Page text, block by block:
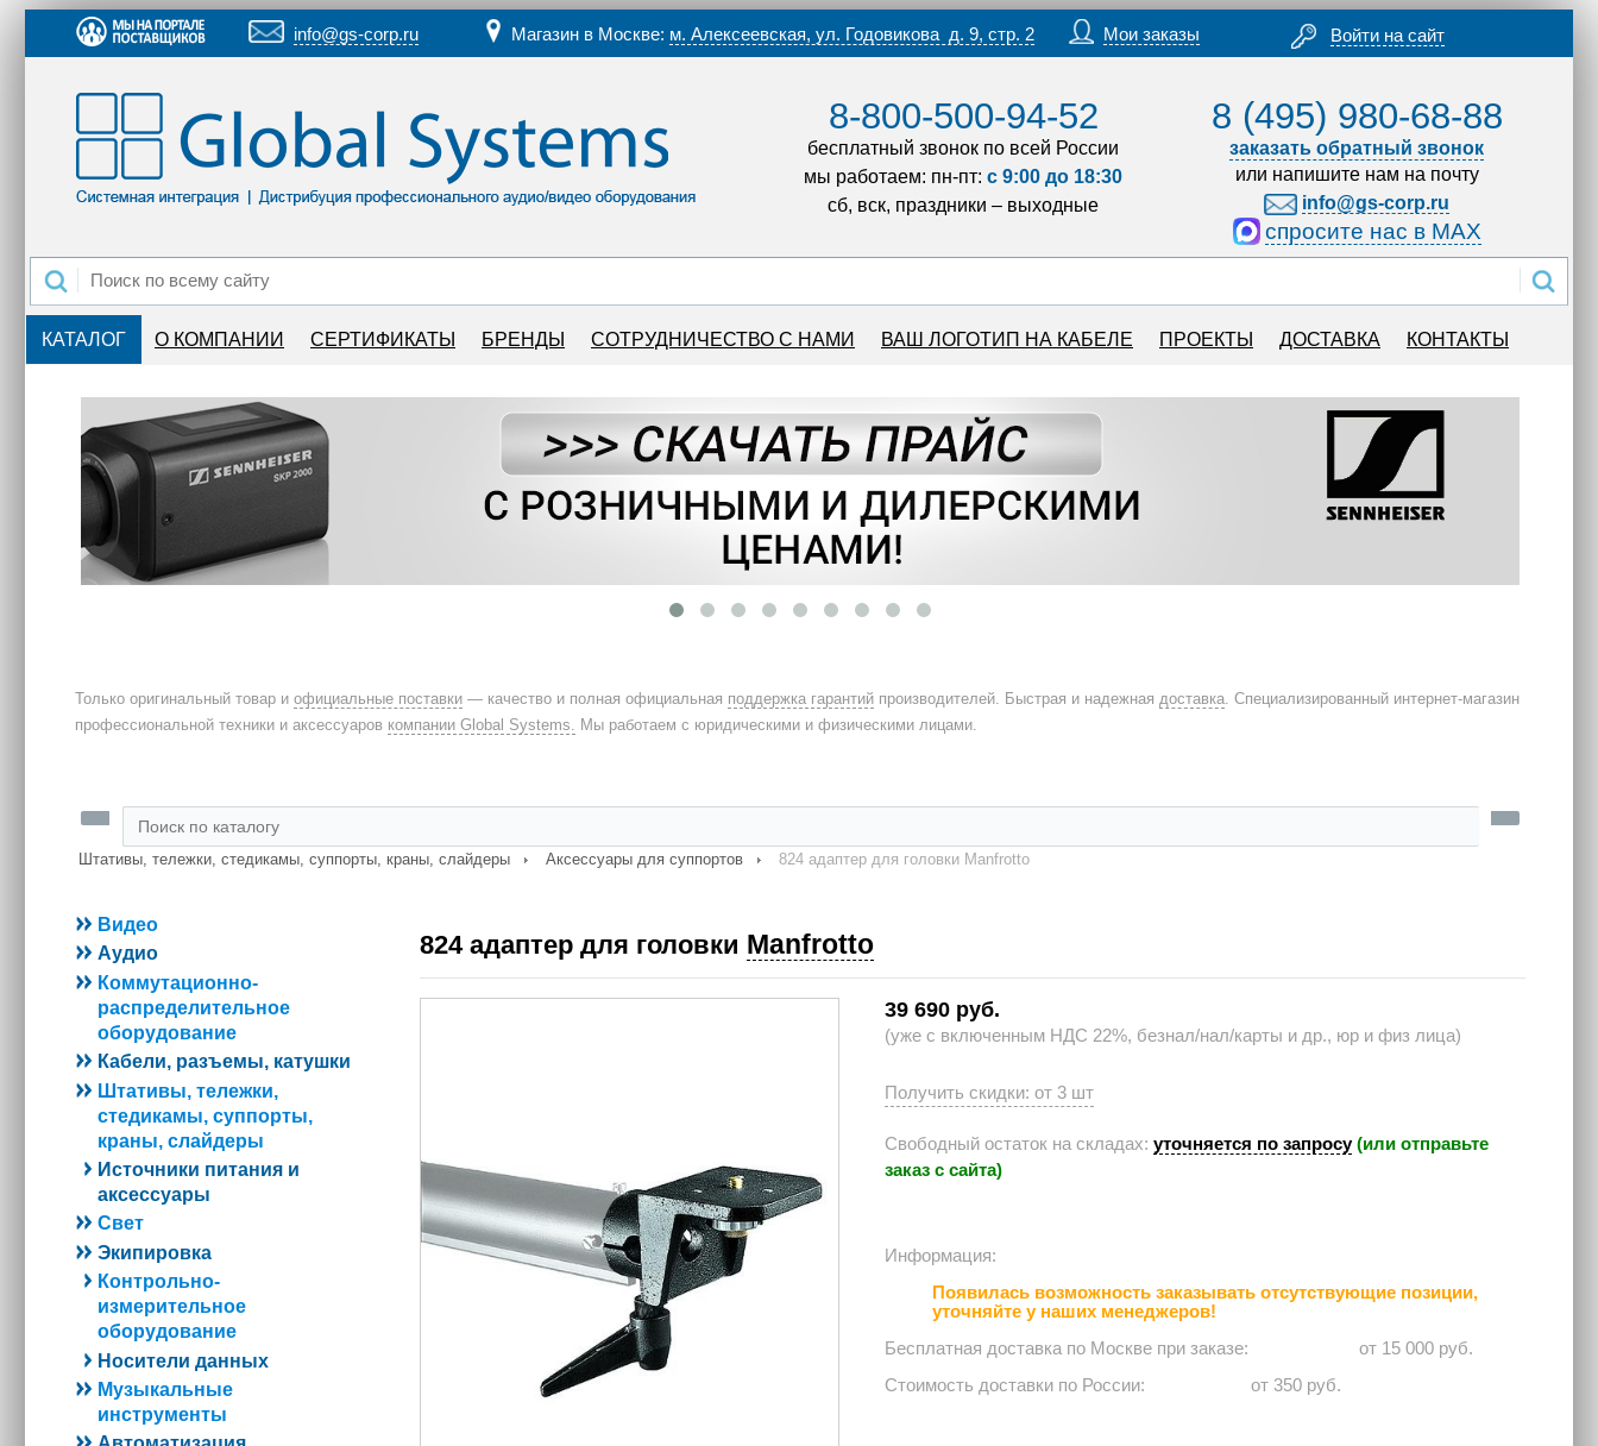
info@gs-corp.ru Магазин в Москве: м. Алексеевская, ул. Годовикова д. 9, стр. 2 Мои заказы Войти на сайт
8-800-500-94-52
бесплатный звонок по всей России
мы работаем: пн-пт: с 9:00 до 18:30
сб, вск, праздники – выходные
8 (495) 980-68-88
заказать обратный звонок
или напишите нам на почту
info@gs-corp.ru
спросите нас в MAX
КАТАЛОГ О КОМПАНИИ СЕРТИФИКАТЫ БРЕНДЫ СОТРУДНИЧЕСТВО С НАМИ ВАШ ЛОГОТИП НА КАБЕЛЕ ПРОЕКТЫ ДОСТАВКА КОНТАКТЫ
Только оригинальный товар и официальные поставки — качество и полная официальная поддержка гарантий производителей. Быстрая и надежная доставка. Специализированный интернет-магазин
профессиональной техники и аксессуаров компании Global Systems. Мы работаем с юридическими и физическими лицами.
Штативы, тележки, стедикамы, суппорты, краны, слайдеры Аксессуары для суппортов 824 адаптер для головки Manfrotto
Видео
Аудио
Коммутационно-
распределительное
оборудование
Кабели, разъемы, катушки
Штативы, тележки,
стедикамы, суппорты,
краны, слайдеры
Источники питания и
аксессуары
Свет
Экипировка
Контрольно-
измерительное
оборудование
Носители данных
Музыкальные
инструменты
824 адаптер для головки Manfrotto
39 690 руб.
(уже с включенным НДС 22%, безнал/нал/карты и др., юр и физ лица)
Получить скидки: от 3 шт
Свободный остаток на складах: уточняется по запросу(или отправьте
заказ с сайта)
Информация:⠀⠀⠀⠀
Появилась возможность заказывать отсутствующие позиции,
уточняйте у наших менеджеров!
Бесплатная доставка по Москве при заказе: ⠀⠀⠀⠀
от 15 000 руб.
Стоимость доставки по России:⠀⠀⠀⠀
от 350 руб.